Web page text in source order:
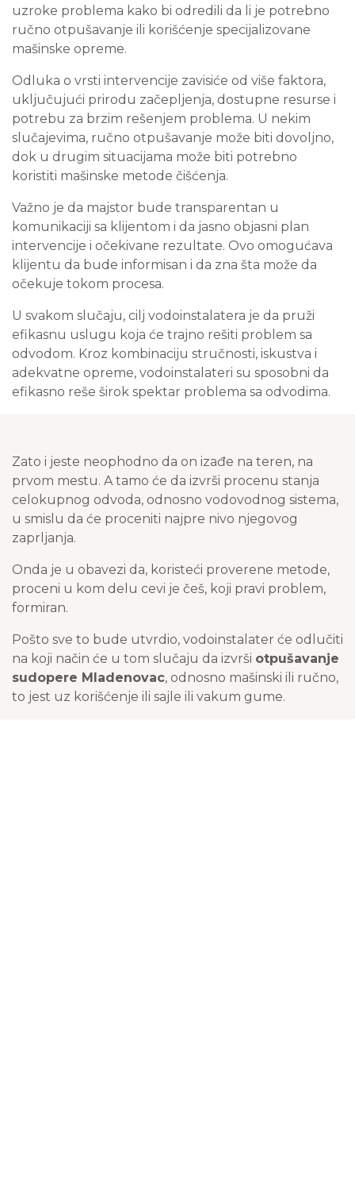
uzroke problema kako bi odredili da li je potrebno
ručno otpušavanje ili korišćenje specijalizovane
mašinske opreme.
Odluka o vrsti intervencije zavisiće od više faktora,
uključujući prirodu začepljenja, dostupne resurse i
potrebu za brzim rešenjem problema. U nekim
slučajevima, ručno otpušavanje može biti dovoljno,
dok u drugim situacijama može biti potrebno
koristiti mašinske metode čišćenja.
Važno je da majstor bude transparentan u
komunikaciji sa klijentom i da jasno objasni plan
intervencije i očekivane rezultate. Ovo omogućava
klijentu da bude informisan i da zna šta može da
očekuje tokom procesa.
U svakom slučaju, cilj vodoinstalatera je da pruži
efikasnu uslugu koja će trajno rešiti problem sa
odvodom. Kroz kombinaciju stručnosti, iskustva i
adekvatne opreme, vodoinstalateri su sposobni da
efikasno reše širok spektar problema sa odvodima.
Zato i jeste neophodno da on izađe na teren, na
prvom mestu. A tamo će da izvrši procenu stanja
celokupnog odvoda, odnosno vodovodnog sistema,
u smislu da će proceniti najpre nivo njegovog
zaprljanja.
Onda je u obavezi da, koristeći proverene metode,
proceni u kom delu cevi je češ, koji pravi problem,
formiran.
Pošto sve to bude utvrdio, vodoinstalater će odlučiti
na koji način će u tom slučaju da izvrši otpušavanje
sudopere Mladenovac, odnosno mašinski ili ručno,
to jest uz korišćenje ili sajle ili vakum gume.